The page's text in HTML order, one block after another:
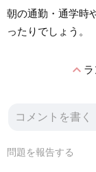
朝の通勤・通学時
ったりでしょう。
expand_less
問題を報告する